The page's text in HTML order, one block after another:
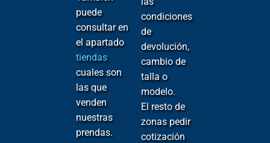
puede
consultar en
el apartado
tiendas
cuales son
las que
venden
nuestras
prendas.
condiciones
de
devolución,
cambio de
talla o
modelo.
El resto de
zonas pedir
cotización